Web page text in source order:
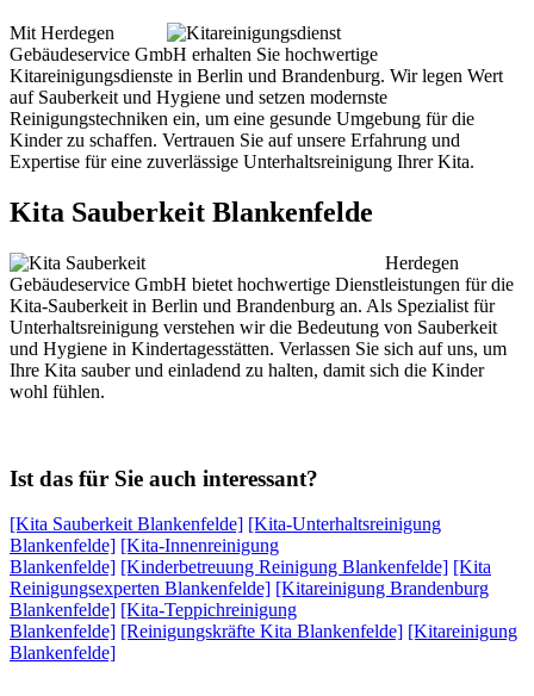
Mit Herdegen
Gebäudeservice GmbH erhalten Sie hochwertige
Kitareinigungsdienste in Berlin und Brandenburg. Wir legen Wert
auf Sauberkeit und Hygiene und setzen modernste
Reinigungstechniken ein, um eine gesunde Umgebung für die
Kinder zu schaffen. Vertrauen Sie auf unsere Erfahrung und
Expertise für eine zuverlässige Unterhaltsreinigung Ihrer Kita.
Kita Sauberkeit Blankenfelde
Herdegen
Gebäudeservice GmbH bietet hochwertige Dienstleistungen für die
Kita-Sauberkeit in Berlin und Brandenburg an. Als Spezialist für
Unterhaltsreinigung verstehen wir die Bedeutung von Sauberkeit
und Hygiene in Kindertagesstätten. Verlassen Sie sich auf uns, um
Ihre Kita sauber und einladend zu halten, damit sich die Kinder
wohl fühlen.
Ist das für Sie auch interessant?
[Kita Sauberkeit Blankenfelde] [Kita-Unterhaltsreinigung
Blankenfelde] [Kita-Innenreinigung
Blankenfelde] [Kinderbetreuung Reinigung Blankenfelde] [Kita
Reinigungsexperten Blankenfelde] [Kitareinigung Brandenburg
Blankenfelde] [Kita-Teppichreinigung
Blankenfelde] [Reinigungskräfte Kita Blankenfelde] [Kitareinigung
Blankenfelde]